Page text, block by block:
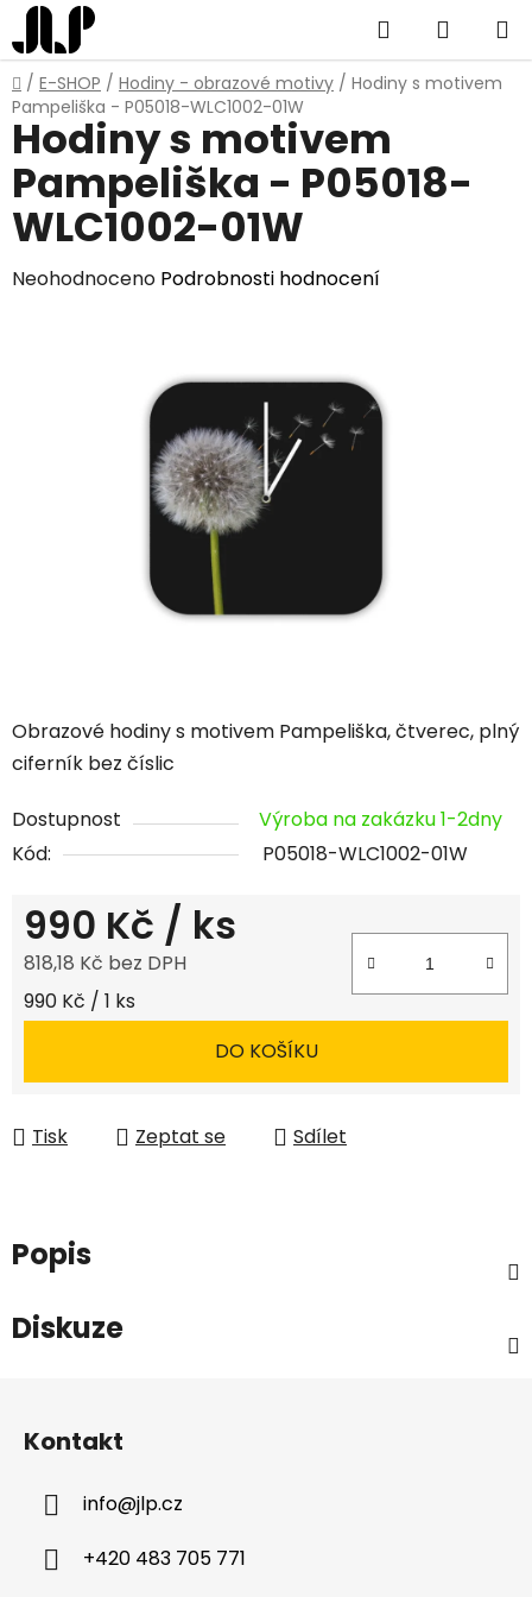
Přejít
na
obsah
Hledat
KOŠÍK
Domů
/ E-SHOP / Hodiny - obrazové motivy / Hodiny s motivem
Pampeliška - P05018-WLC1002-01W
Obrazové hodiny s motivem Pampeliška, čtverec, plný
ciferník bez číslic
Dostupnost
Výroba na zakázku 1-2dny
Kód:
P05018-WLC1002-01W
990 Kč / ks
818,18 Kč bez DPH
Měrná cena:
990 Kč / 1 ks
DO KOŠÍKU
Tisk Zeptat se Sdílet
Hodiny s motivem
Pampeliška - P05018-
WLC1002-01W
Průměrné
Neohodnoceno Podrobnosti hodnocení
Popis
Diskuze
Kontakt
info@jlp.cz
+420 483 705 771